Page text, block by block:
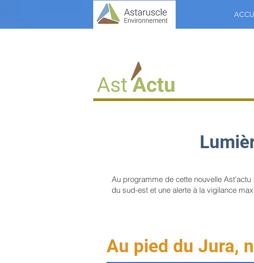
Au programme de cette nouvelle
du sud-est et une alerte à la vigilance
Au pied du Jura,